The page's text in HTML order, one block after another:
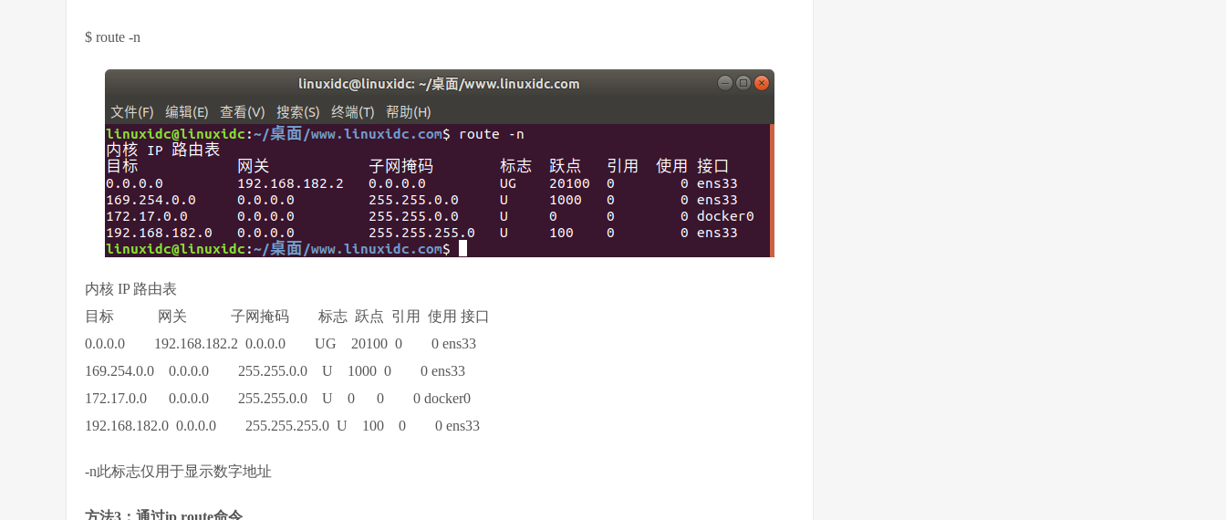
$ route -n
内核 IP 路由表
目标 网关 子网掩码 标志 跃点 引用 使用 接口
0.0.0.0 192.168.182.2 0.0.0.0 UG 20100 0 0 ens33
169.254.0.0 0.0.0.0 255.255.0.0 U 1000 0 0 ens33
172.17.0.0 0.0.0.0 255.255.0.0 U 0 0 0 docker0
192.168.182.0 0.0.0.0 255.255.255.0 U 100 0 0 ens33
-n此标志仅用于显示数字地址
方法3：通过ip route命令